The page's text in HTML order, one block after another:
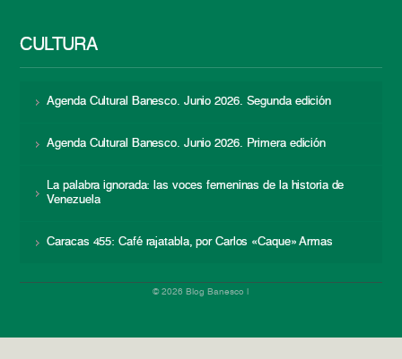
CULTURA
Agenda Cultural Banesco. Junio 2026. Segunda edición
Agenda Cultural Banesco. Junio 2026. Primera edición
La palabra ignorada: las voces femeninas de la historia de
Venezuela
Caracas 455: Café rajatabla, por Carlos «Caque» Armas
© 2026 Blog Banesco |